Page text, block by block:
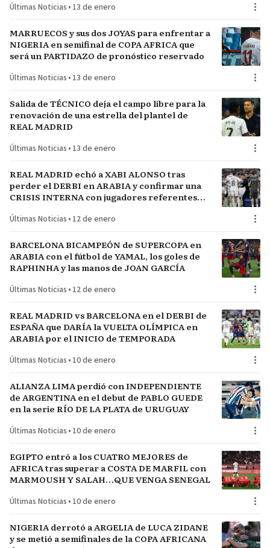
Últimas Noticias • 13 de enero
MARRUECOS y sus dos JOYAS para enfrentar a
NIGERIA en semifinal de COPA AFRICA que
será un PARTIDAZO de pronóstico reservado
Últimas Noticias • 13 de enero
Salida de TÉCNICO deja el campo libre para la
renovación de una estrella del plantel de
REAL MADRID
Últimas Noticias • 13 de enero
REAL MADRID echó a XABI ALONSO tras
perder el DERBI en ARABIA y confirmar una
CRISIS INTERNA con jugadores referentes
Últimas Noticias • 12 de enero
BARCELONA BICAMPEÓN de SUPERCOPA en
ARABIA con el fútbol de YAMAL, los goles de
RAPHINHA y las manos de JOAN GARCÍA
Últimas Noticias • 12 de enero
REAL MADRID vs BARCELONA en el DERBI de
ESPAÑA que DARÍA la VUELTA OLÍMPICA en
ARABIA por el INICIO de TEMPORADA
Últimas Noticias • 10 de enero
ALIANZA LIMA perdió con INDEPENDIENTE
de ARGENTINA en el debut de PABLO GUEDE
en la serie RÍO DE LA PLATA de URUGUAY
Últimas Noticias • 10 de enero
EGIPTO entró a los CUATRO MEJORES de
AFRICA tras superar a COSTA DE MARFIL con
MARMOUSH Y SALAH…QUE VENGA SENEGAL
Últimas Noticias • 10 de enero
NIGERIA derrotó a ARGELIA de LUCA ZIDANE
y se metió a semifinales de la COPA AFRICANA